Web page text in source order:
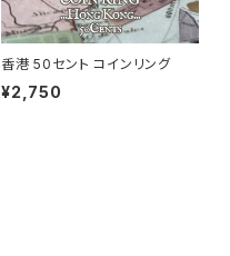
香港 50セント コインリング
¥2,750